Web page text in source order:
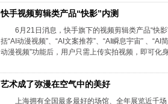
快手视频剪辑类产品“快影”内测
6月21日消息，快手旗下的视频剪辑类产品“快
括“AI动漫视频”、“AI文案推荐”、“AI瞬息宇宙” 、
动漫视频”功能后，用户只需上传实拍视频，即可化
艺术成了弥漫在空气中的美好
上海拥有全国最多最好的场馆、全年展览近千